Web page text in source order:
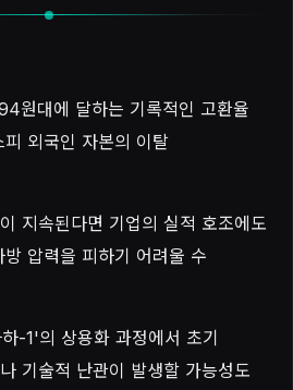
원대에 달하는 기록적인 고환율
외국인 자본의 이탈
지속된다면 기업의 실적 호조에도
압력을 피하기 어려울 수
-1'의 상용화 과정에서 초기
기술적 난관이 발생할 가능성도